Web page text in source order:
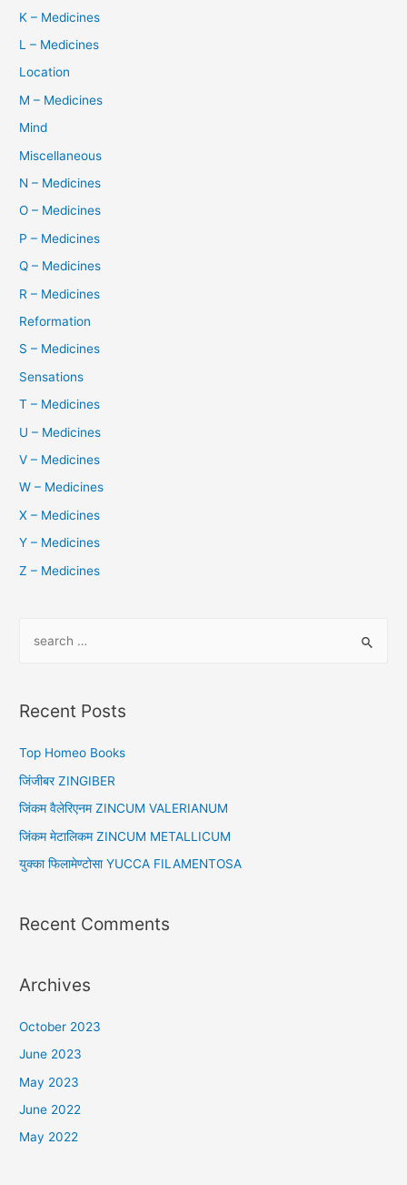
K – Medicines
L – Medicines
Location
M – Medicines
Mind
Miscellaneous
N – Medicines
O – Medicines
P – Medicines
Q – Medicines
R – Medicines
Reformation
S – Medicines
Sensations
T – Medicines
U – Medicines
V – Medicines
W – Medicines
X – Medicines
Y – Medicines
Z – Medicines
r
h
f
o
Recent Posts
Top Homeo Books
जिंजीबर ZINGIBER
जिंकम वैलेरिएनम ZINCUM VALERIANUM
जिंकम मेटालिकम ZINCUM METALLICUM
युक्का फिलामेण्टोसा YUCCA FILAMENTOSA
Recent Comments
Archives
October 2023
June 2023
May 2023
June 2022
May 2022